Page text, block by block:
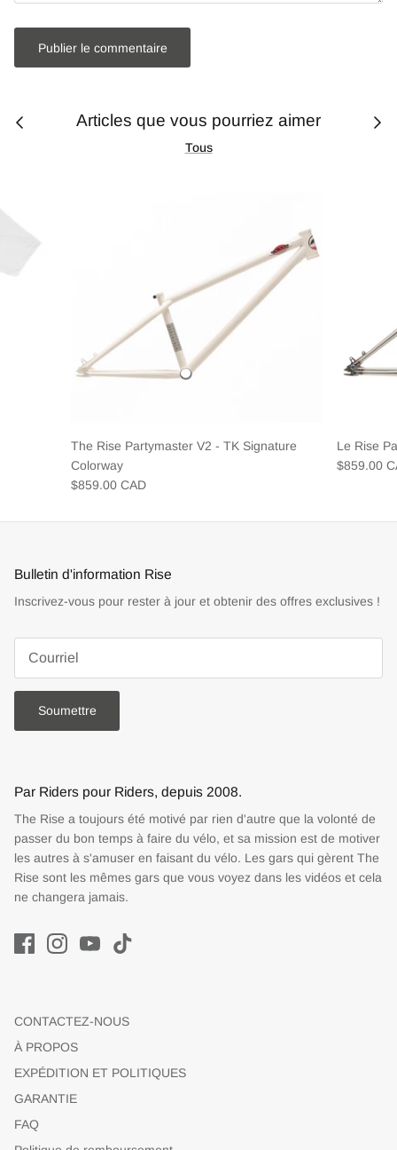
Publier le commentaire
Articles que vous pourriez aimer
Tous
The Rise Partymaster V2 - TK Signature
Colorway
$859.00 CAD
Le Rise
$859.00
Bulletin d'information Rise
Inscrivez-vous pour rester à jour et obtenir des offres exclusives !
Soumettre
Par Riders pour Riders, depuis 2008.
The Rise a toujours été motivé par rien d'autre que la volonté de
passer du bon temps à faire du vélo, et sa mission est de motiver
les autres à s'amuser en faisant du vélo. Les gars qui gèrent The
Rise sont les mêmes gars que vous voyez dans les vidéos et cela
ne changera jamais.
CONTACTEZ-NOUS
À PROPOS
EXPÉDITION ET POLITIQUES
GARANTIE
FAQ